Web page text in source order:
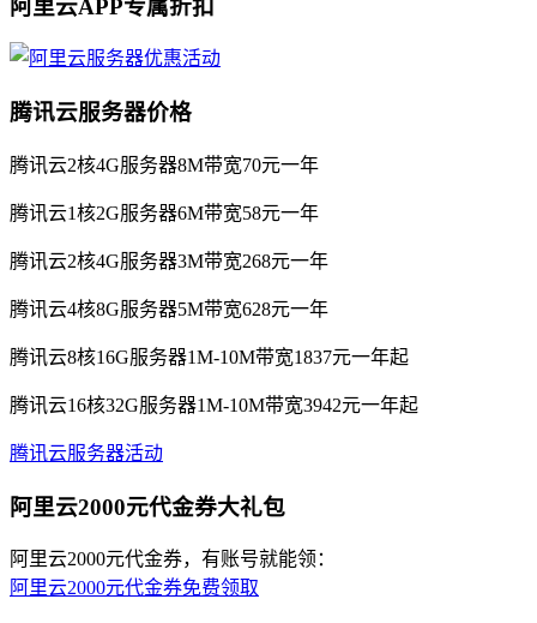
阿里云APP专属折扣
腾讯云服务器价格
腾讯云2核4G服务器8M带宽70元一年
腾讯云1核2G服务器6M带宽58元一年
腾讯云2核4G服务器3M带宽268元一年
腾讯云4核8G服务器5M带宽628元一年
腾讯云8核16G服务器1M-10M带宽1837元一年起
腾讯云16核32G服务器1M-10M带宽3942元一年起
腾讯云服务器活动
阿里云2000元代金券大礼包
阿里云2000元代金券，有账号就能领：
阿里云2000元代金券免费领取